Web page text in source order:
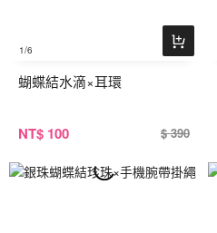
1/6
蝴蝶結水滴×耳環
NT$ 100 $ 390